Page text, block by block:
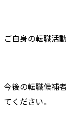
ご自身の転職活
今後の転職候補
てください。